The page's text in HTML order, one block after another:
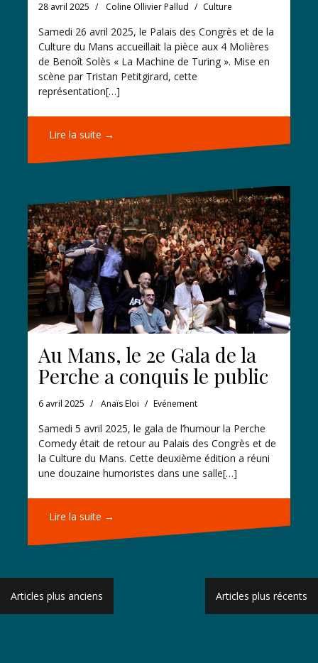
28 avril 2025 Coline Ollivier Pallud Culture
Samedi 26 avril 2025, le Palais des Congrès et de la
Culture du Mans accueillait la pièce aux 4 Molières
de Benoît Solès « La Machine de Turing ». Mise en
scène par Tristan Petitgirard, cette
représentation[…]
Lire la suite →
Au Mans, le 2e Gala de la
Perche a conquis le public
6 avril 2025 Anaïs Eloi Evénement
Samedi 5 avril 2025, le gala de l’humour la Perche
Comedy était de retour au Palais des Congrès et de
la Culture du Mans. Cette deuxième édition a réuni
une douzaine humoristes dans une salle[…]
Lire la suite →
Navigation
des
Articles plus anciens Articles plus récents